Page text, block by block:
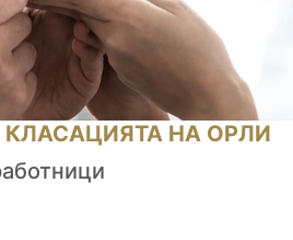
КЛАСАЦИЯТА НА ОРЛИ